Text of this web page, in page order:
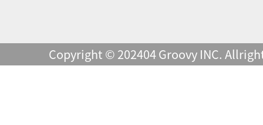
Copyright © 202404 Groovy INC.